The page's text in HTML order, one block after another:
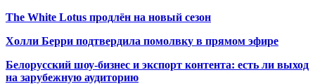
The White Lotus продлён на новый сезон
Холли Берри подтвердила помолвку в прямом эфире
Белорусский шоу-бизнес и экспорт контента: есть ли выход
на зарубежную аудиторию